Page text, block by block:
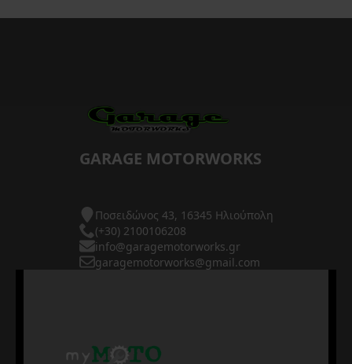
GARAGE MOTORWORKS
Ποσειδώνος 43, 16345 Ηλιούπολη
(+30) 2100106208
info@garagemotorworks.gr
garagemotorworks@gmail.com